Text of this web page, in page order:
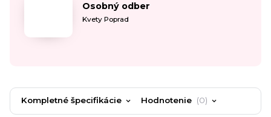
Osobný odber
Kvety Poprad
Kompletné špecifikácie Hodnotenie 0